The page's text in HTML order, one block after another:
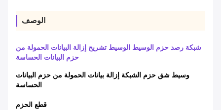
الوصف
شبكة رصد حزم الوسيط الوسيط تشريح إزالة البيانات الحمولة من
حزم البيانات الحساسة
وسيط شق حزم الشبكة إزالة بيانات الحمولة من حزم البيانات
الحساسة
قطع الحزم